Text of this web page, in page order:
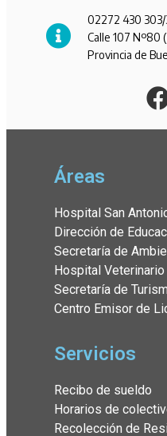
02272 430
Calle 107 Nº80
Provincia de
Áreas
Hospital San
Dirección de
Secretaría de
Hospital Veterinario
Secretaría de
Centro Emisor de
Servicios
Recibo de sueldo
Horarios de
Recolección de